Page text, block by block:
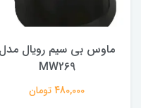
ماوس بی سیم رویال مدل
MW269
480,000 تومان